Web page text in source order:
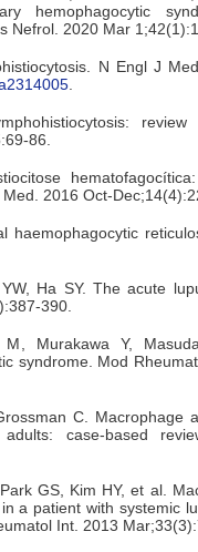
hemophagocytic
Nefrol. 2020 Mar
N Engl J
86.
2016 Oct-
haemophagocytic
Ha SY. The acute
390.
Murakawa Y,
syndrome. Mod
C. Macrophage
case-based
GS, Kim HY, et al.
a patient with systemic
Int. 2013